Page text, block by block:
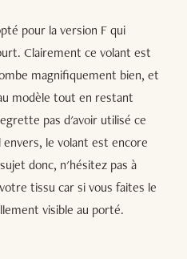
pour la version F qui
Clairement ce volant est
magnifiquement bien, et
modèle tout en restant
pas d'avoir utilisé ce
envers, le volant est encore
donc, n'hésitez pas à
tissu car si vous faites le
visible au porté.